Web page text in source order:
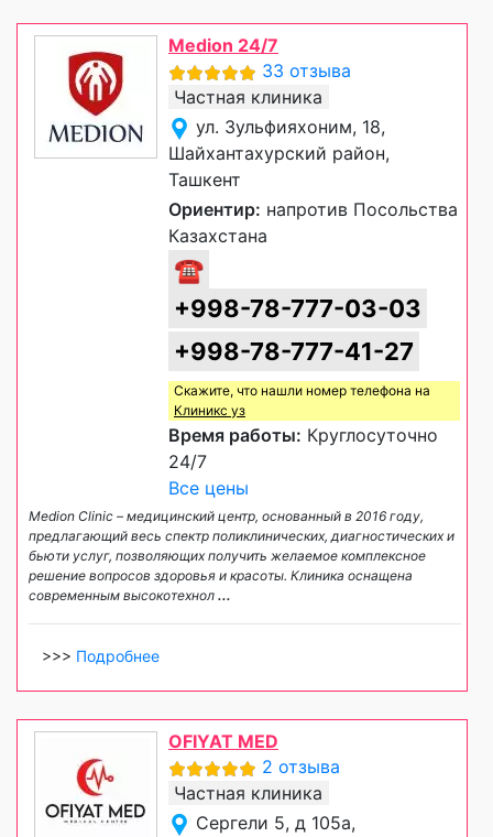
Medion 24/7
33 отзыва
Частная клиника
ул. Зульфияхоним, 18,
Шайхантахурский район,
Ташкент
Ориентир: напротив Посольства
Казахстана
☎
+998-78-777-03-03
+998-78-777-41-27
Скажите, что нашли номер телефона на
Клиникс уз
Время работы: Круглосуточно
24/7
Все цены
Medion Сlinic – медицинский центр, основанный в 2016 году,
предлагающий весь спектр поликлинических, диагностических и
бьюти услуг, позволяющих получить желаемое комплексное
решение вопросов здоровья и красоты. Клиника оснащена
современным высокотехнол ...
>>> Подробнее
OFIYAT MED
2 отзыва
Частная клиника
Сергели 5, д 105а,